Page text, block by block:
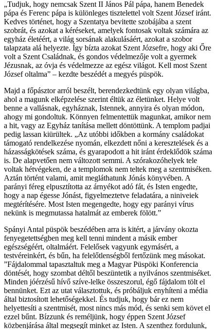
„Tudjuk, hogy nemcsak Szent II János Pál pápa, hanem Benedek
pápa és Ferenc pápa is különleges tisztelettel volt Szent József iránt.
Kedves történet, hogy a Szentatya bevitette szobájába a szent
szobrát, és azokat a kéréseket, amelyek fontosak voltak számára az
egyház életéért, a világ sorsának alakulásáért, azokat a szobor
talapzata alá helyezte. Így bízta azokat Szent Józsefre, hogy aki Őre
volt a Szent Családnak, és gondos védelmezője volt a gyermek
Jézusnak, az óvja és védelmezze az egész világot. Kell most Szent
József oltalma” – kezdte beszédét a megyés püspök.
Majd a főpásztor arról beszélt, berendezkedtünk egy olyan világba,
ahol a magunk elképzelése szerint éltük az életünket. Helye volt
benne a vallásnak, egyháznak, Istennek, annyira és olyan módon,
ahogy mi gondoltuk. Könnyen felmentettük magunkat, amikor nem
a hit, vagy az Egyház tanítása mellett döntöttünk. A templom padjai
pedig lassan kiürültek. „Az utóbbi időkben a kormány családokat
támogató rendelkezése nyomán, elkezdett nőni a keresztelések és a
házasságkötések száma, és gyarapodott a hit iránt érdeklődök száma
is. De alapvetően nem változott semmi. A szórakozóhelyek tele
voltak hétvégeken, de a templomok nem teltek meg a szentmiséken.
Aztán történt valami, amit megláthatunk Jónás könyvében. A
parányi féreg elpusztította az árnyékot adó fát, és Isten engedte,
hogy a nap égesse Jónást, figyelmeztetve feladatára, a niniveiek
megtérítésére. Most Isten megengedte, hogy egy parányi vírus
nekünk is megmutassa hatalmát az emberek fölött.”
Spányi Antal püspök beszédében arra is kitért, a járvány okozta
fenyegetettségben meg kell tenni mindent a másik ember
egészségéért, oltalmáért. Felelősek vagyunk egymásért, a
testvéreinkért, és bűn, ha felelőtlenségből fertőzünk meg másokat.
”Fájdalommal tapasztaltuk meg a Magyar Püspöki Konferencia
döntését, hogy szombat déltől beszüntetik a nyilvános szentmiséket.
Minden jóérzésű hívő szíve-lelke összeszorul, égő fájdalom tölt el
bennünket. Ezt az utat választottuk, és próbáljuk enyhíteni a média
által biztosított lehetőségekkel. És tudjuk, hogy bár ez nem
helyettesíti a szentmisét, most nincs más mód, és senki sem követ el
ezzel bűnt. Bízzunk és reméljünk, hogy éppen Szent József
közbenjárása által megsegít minket az Isten. A szenthez fordulunk,